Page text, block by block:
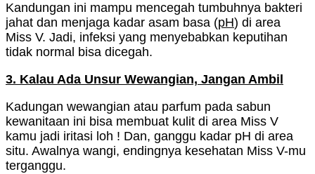
Kandungan ini mampu mencegah tumbuhnya bakteri
jahat dan menjaga kadar asam basa (pH) di area
Miss V. Jadi, infeksi yang menyebabkan keputihan
tidak normal bisa dicegah.
3. Kalau Ada Unsur Wewangian, Jangan Ambil
Kadungan wewangian atau parfum pada sabun
kewanitaan ini bisa membuat kulit di area Miss V
kamu jadi iritasi loh ! Dan, ganggu kadar pH di area
situ. Awalnya wangi, endingnya kesehatan Miss V-mu
terganggu.